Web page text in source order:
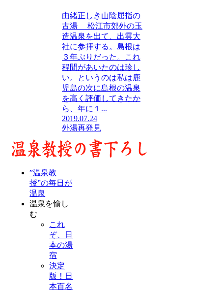
由緒正しき山陰屈指の
古湯 松江市郊外の玉
造温泉を出て、出雲大
社に参拝する。島根は
３年ぶりだった。これ
程間があいたのは珍し
い。というのは私は鹿
児島の次に島根の温泉
を高く評価してきたか
ら、年に１...
2019.07.24
外湯再発見
”温泉教
授”の毎日が
温泉
温泉を愉し
む
これ
ぞ、日
本の湯
宿
決定
版！日
本百名